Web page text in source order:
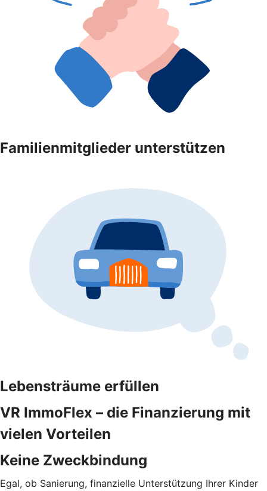
Familienmitglieder unterstützen
Lebensträume erfüllen
VR ImmoFlex – die Finanzierung mit
vielen Vorteilen
Keine Zweckbindung
Egal, ob Sanierung, finanzielle Unterstützung Ihrer Kinder